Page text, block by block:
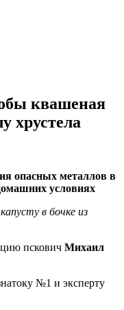
квашеная
хрустела
опасных металлов в
условиях
в бочке из
пскович Михаил
№1 и эксперту